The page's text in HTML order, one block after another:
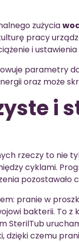
zużycia
pracy
i
parametry
oraz może
i
rzeczy to nie
cyklami.
pozostawało
pranie w
bakterii. To z
SterilTub
czemu